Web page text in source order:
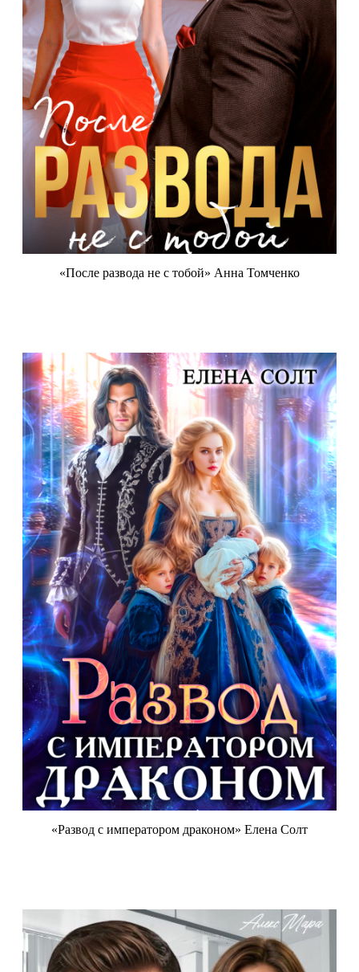
«После развода не с тобой» Анна Томченко
«Развод с императором драконом» Елена Солт